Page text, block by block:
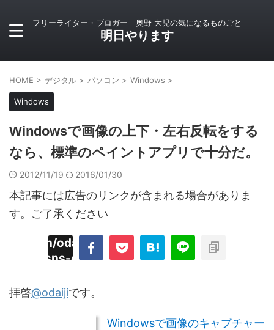
フリーライター・ブロガー 奥野 大児の気になるものごと
明日やります
HOME > デジタル > パソコン > Windows >
Windows
Windowsで画像の上下・左右反転をする
なら、標準のペイントアプリで十分だ。
2012/11/19 2016/01/30
本記事には広告のリンクが含まれる場合がありま
す。ご了承ください
odaiji.com/public_html/blog/wp-
sns-count-cache/sns-count-
拝啓@odaijiです。
Windowsで画像のキャプチャー